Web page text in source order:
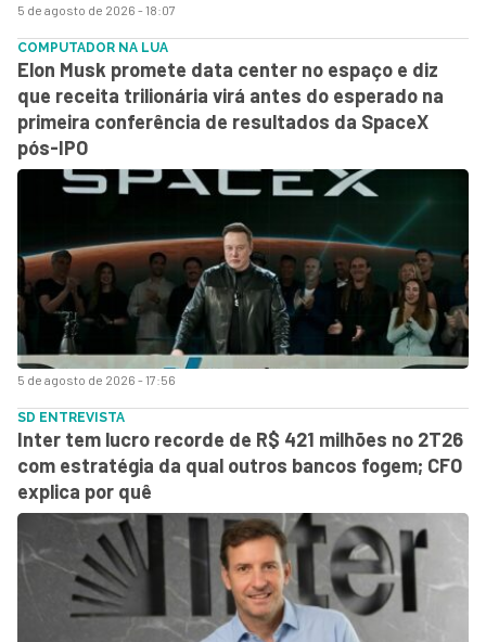
5 de agosto de 2026 - 18:07
5 de agosto de 2026 - 17:56
COMPUTADOR NA LUA
Elon Musk promete data center no espaço e diz
que receita trilionária virá antes do esperado na
primeira conferência de resultados da SpaceX
pós-IPO
SD ENTREVISTA
Inter tem lucro recorde de R$ 421 milhões no 2T26
com estratégia da qual outros bancos fogem; CFO
explica por quê